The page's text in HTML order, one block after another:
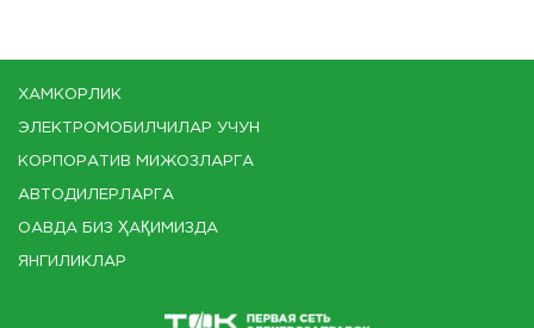
ХАМКОРЛИК
ЭЛЕКТРОМОБИЛЧИЛАР УЧУН
КОРПОРАТИВ МИЖОЗЛАРГА
АВТОДИЛЕРЛАРГА
ОАВДА БИЗ ҲАҚИМИЗДА
ЯНГИЛИКЛАР